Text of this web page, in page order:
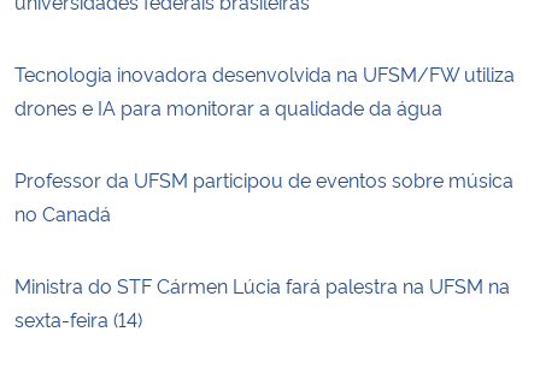
Tecnologia inovadora desenvolvida na UFSM/FW utiliza
drones e IA para monitorar a qualidade da água
Professor da UFSM participou de eventos sobre música
no Canadá
Ministra do STF Cármen Lúcia fará palestra na UFSM na
sexta-feira (14)